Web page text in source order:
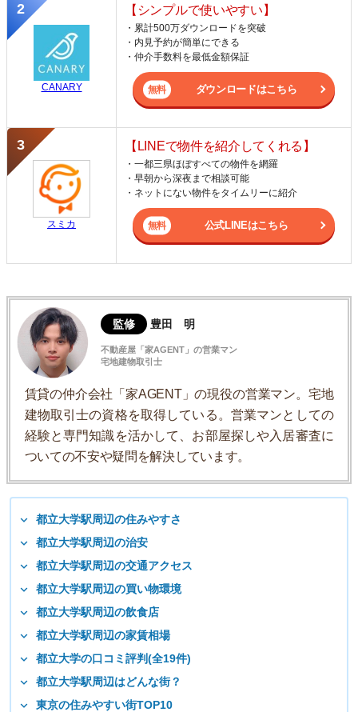
CANARY
【シンプルで使いやすい】
・累計500万ダウンロードを突破
・内見予約が簡単にできる
・仲介手数料を最低金額保証
ダウンロードはこちら
スミカ
【LINEで物件を紹介してくれる】
・一都三県ほぼすべての物件を網羅
・早朝から深夜まで相談可能
・ネットにない物件をタイムリーに紹介
公式LINEはこちら
監修 豊田 明
不動産屋「家AGENT」の営業マン
宅地建物取引士
賃貸の仲介会社「家AGENT」の現役の営業マン。宅地
建物取引士の資格を取得している。営業マンとしての
経験と専門知識を活かして、お部屋探しや入居審査に
ついての不安や疑問を解決しています。
都立大学駅周辺の住みやすさ
都立大学駅周辺の治安
都立大学駅周辺の交通アクセス
都立大学駅周辺の買い物環境
都立大学駅周辺の飲食店
都立大学駅周辺の家賃相場
都立大学の口コミ評判(全19件)
都立大学駅周辺はどんな街？
東京の住みやすい街TOP10